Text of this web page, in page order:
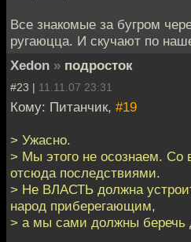
Все знакомые за бугром
ругаюцца. И скучают по
Xedon » подросток
#23 | 11.11.07 23:31
Кому: Питанчик, #19
> Ужасно.
> Мы этого не осознаем.
отсюда последствиями.
> Не ВЛАСТЬ должна
народ приберегающим,
> а мы сами должны беречь